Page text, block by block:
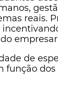
reais.
de